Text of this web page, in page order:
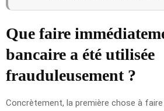
Que faire
bancaire a été utilisée
frauduleusement ?
Concrètement, la première chose à